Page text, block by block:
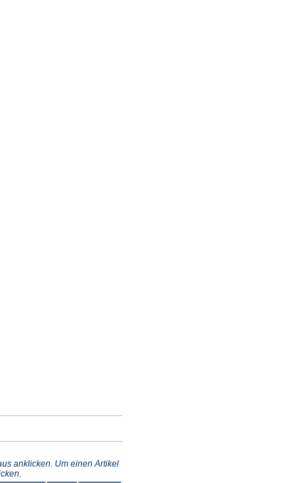
anklicken. Um einen Artikel